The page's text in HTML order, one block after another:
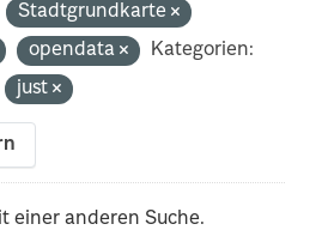
Stadtgrundkarte
opendata
Kategorien:
just
einer anderen Suche.